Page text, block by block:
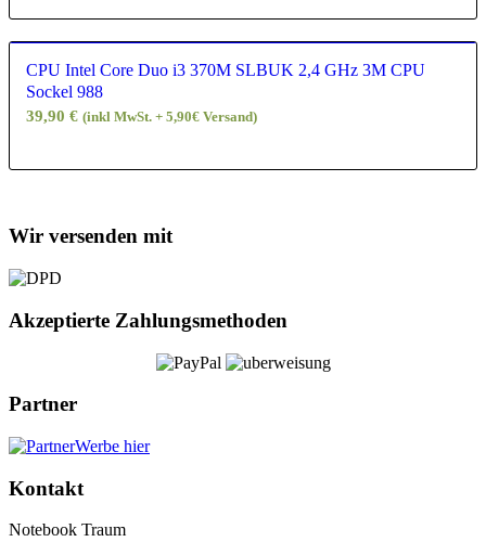
CPU Intel Core Duo i3 370M SLBUK 2,4 GHz 3M CPU
Sockel 988
39,90 € (inkl MwSt. + 5,90€ Versand)
Wir versenden mit
Akzeptierte Zahlungsmethoden
Partner
Werbe hier
Kontakt
Notebook Traum